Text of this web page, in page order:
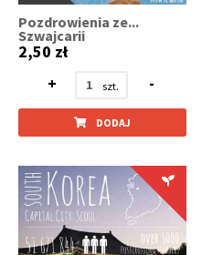
Pozdrowienia ze...
Szwajcarii
2,50 zł
+
-
DODAJ